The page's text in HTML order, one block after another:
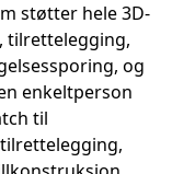
støtter hele 3D-
tilrettelegging,
og
enkeltperson
til